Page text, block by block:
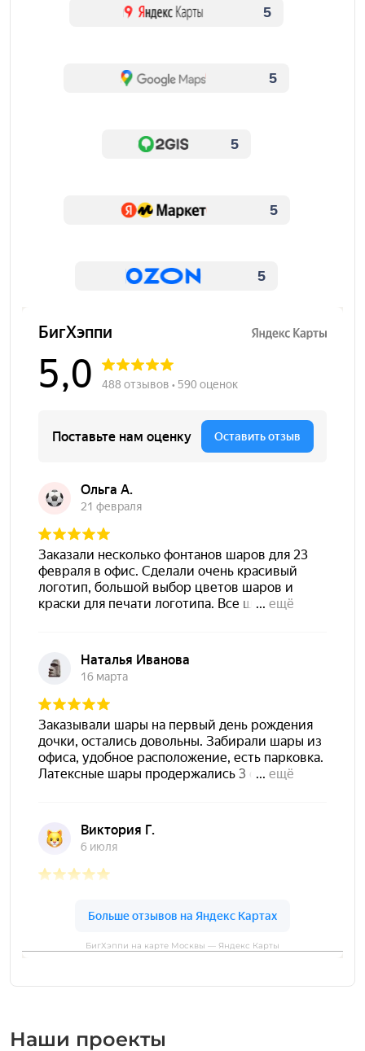
5
5
5
5
5
БигХэппи на карте Москвы — Яндекс Карты
Наши проекты